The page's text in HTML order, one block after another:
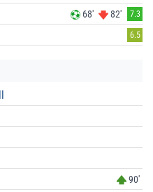
68' 82' 7.3
6.5
90'